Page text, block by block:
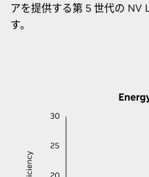
アを提供する第 5 世代の NV
す。